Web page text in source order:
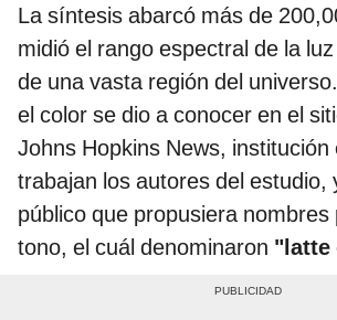
La síntesis abarcó más de
midió el rango espectral de la
de una vasta región del
el color se dio a conocer en el
Johns Hopkins News, institución
trabajan los autores del estudio,
público que propusiera nombres
tono, el cuál denominaron "latte